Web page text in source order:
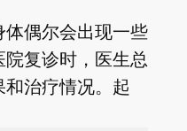
偶尔会出现一些
复诊时，医生总
治疗情况。起